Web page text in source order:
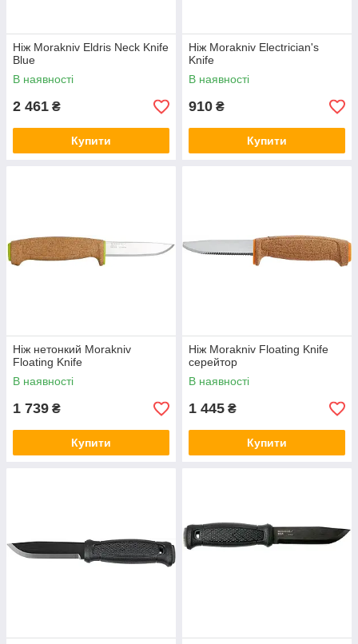
Ніж Morakniv Eldris Neck Knife
Blue
В наявності
2 461 ₴
Купити
Ніж Morakniv Electrician's
Knife
В наявності
910 ₴
Купити
Ніж нетонкий Morakniv
Floating Knife
В наявності
1 739 ₴
Купити
Ніж Morakniv Floating Knife
серейтор
В наявності
1 445 ₴
Купити